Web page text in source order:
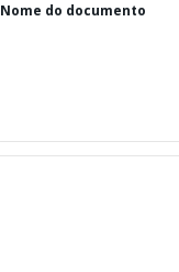
Nome do documento